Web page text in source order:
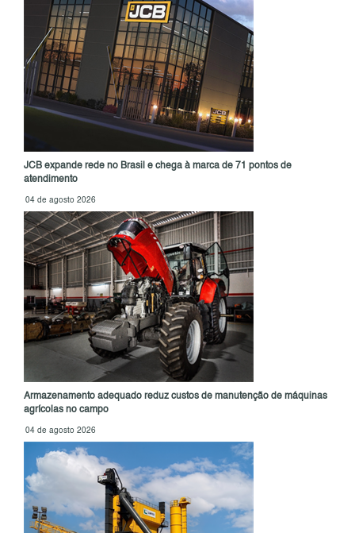
JCB expande rede no Brasil e chega à marca de 71 pontos de
atendimento
04 de agosto 2026
Armazenamento adequado reduz custos de manutenção de máquinas
agrícolas no campo
04 de agosto 2026